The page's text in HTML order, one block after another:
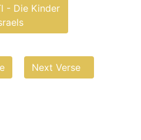
- Die Kinder
Next Verse